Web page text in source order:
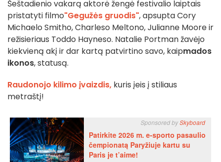
Šeštadienio vakarą aktorė žengė festivalio laiptais
pristatyti filmo"Gegužės gruodis", apsupta Cory
Michaelo Smitho, Charleso Meltono, Julianne Moore ir
režisieriaus Toddo Hayneso. Natalie Portman žavėjo
kiekvieną akį ir dar kartą patvirtino savo, kaipmados
ikonos, statusą.
Raudonojo kilimo įvaizdis, kuris įeis į stiliaus
metraštį!